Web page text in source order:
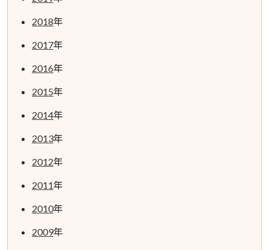
2018年
2017年
2016年
2015年
2014年
2013年
2012年
2011年
2010年
2009年